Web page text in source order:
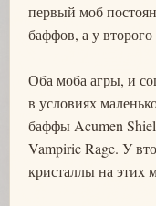
первый моб
баффов, а у
Оба моба агры, и
в условиях
баффы Acumen
Vampiric Rage. У
кристаллы на этих